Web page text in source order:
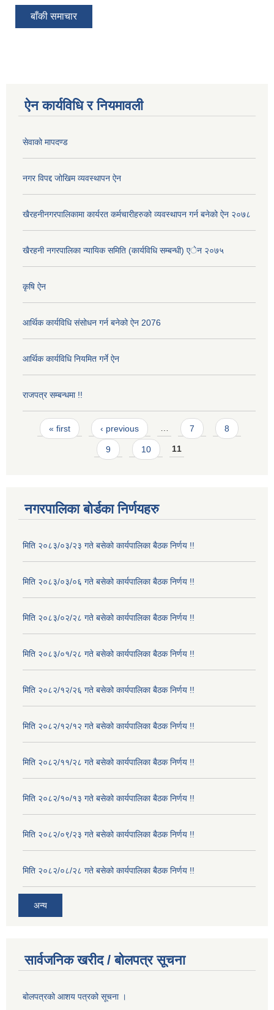
बाँकी समाचार
ऐन कार्यविधि र नियमावली
सेवाको मापदण्ड
नगर विपद्द जोखिम व्यवस्थापन ऐन
खैरहनीनगरपालिकामा कार्यरत कर्मचारीहरुको व्यवस्थापन गर्न बनेको ऐन २०७८
खैरहनी नगरपालिका न्यायिक समिति (कार्यविधि सम्बन्धी) एेन २०७५
कृषि ऐन
आर्थिक कार्यविधि संसोधन गर्न बनेको ऐन 2076
आर्थिक कार्यविधि नियमित गर्ने ऐन
राजपत्र सम्बन्धमा !!
Pages
« first ‹ previous … 7 8
9 10 11
नगरपालिका बोर्डका निर्णयहरु
मिति २०८३/०३/२३ गते बसेको कार्यपालिका बैठक निर्णय !!
मिति २०८३/०३/०६ गते बसेको कार्यपालिका बैठक निर्णय !!
मिति २०८३/०२/२८ गते बसेको कार्यपालिका बैठक निर्णय !!
मिति २०८३/०१/२८ गते बसेको कार्यपालिका बैठक निर्णय !!
मिति २०८२/१२/२६ गते बसेको कार्यपालिका बैठक निर्णय !!
मिति २०८२/१२/१२ गते बसेको कार्यपालिका बैठक निर्णय !!
मिति २०८२/११/२८ गते बसेको कार्यपालिका बैठक निर्णय !!
मिति २०८२/१०/१३ गते बसेको कार्यपालिका बैठक निर्णय !!
मिति २०८२/०९/२३ गते बसेको कार्यपालिका बैठक निर्णय !!
मिति २०८२/०८/२८ गते बसेको कार्यपालिका बैठक निर्णय !!
अन्य
सार्वजनिक खरीद / बोलपत्र सूचना
बोलपत्रको आशय पत्रको सूचना ।